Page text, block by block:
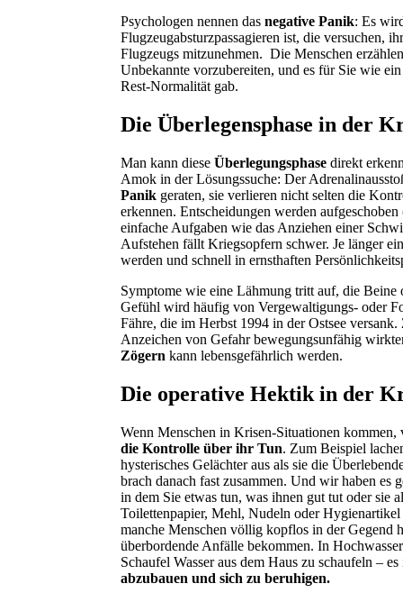
Psychologen nennen das negative Panik: Es
Flugzeugabsturzpassagieren ist, die versuchen,
Flugzeugs mitzunehmen. Die Menschen
Unbekannte vorzubereiten, und es für Sie wie
Rest-Normalität gab.
Die Überlegensphase in der
Man kann diese Überlegungsphase direkt
Amok in der Lösungssuche: Der
Panik geraten, sie verlieren nicht selten die
erkennen. Entscheidungen werden
einfache Aufgaben wie das Anziehen einer
Aufstehen fällt Kriegsopfern schwer. Je länger
werden und schnell in ernsthaften
Symptome wie eine Lähmung tritt auf, die Beine
Gefühl wird häufig von Vergewaltigungs- oder
Fähre, die im Herbst 1994 in der Ostsee
Anzeichen von Gefahr bewegungsunfähig
Zögern kann lebensgefährlich werden.
Die operative Hektik in der
Wenn Menschen in Krisen-Situationen
die Kontrolle über ihr Tun. Zum Beispiel
hysterisches Gelächter aus als sie die
brach danach fast zusammen. Und wir haben es
in dem Sie etwas tun, was ihnen gut tut oder sie
Toilettenpapier, Mehl, Nudeln oder
manche Menschen völlig kopflos in der Gegend
überbordende Anfälle bekommen. In
Schaufel Wasser aus dem Haus zu schaufeln –
abzubauen und sich zu beruhigen.